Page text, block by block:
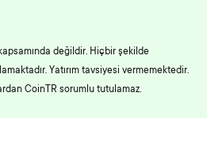
değildir. Hiçbir şekilde
Yatırım tavsiyesi vermemektedir.
CoinTR sorumlu tutulamaz.